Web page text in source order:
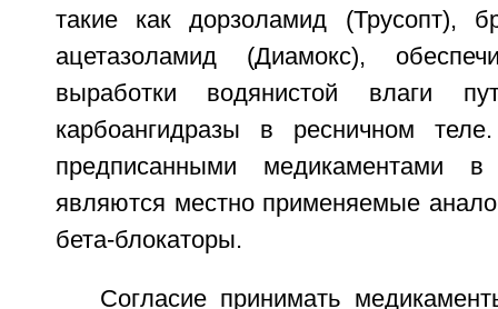
такие как дорзоламид (Трусопт),
ацетазоламид (Диамокс),
выработки водянистой влаги
карбоангидразы в ресничном
предписанными медикаментами
являются местно применяемые
бета-блокаторы.
Согласие принимать